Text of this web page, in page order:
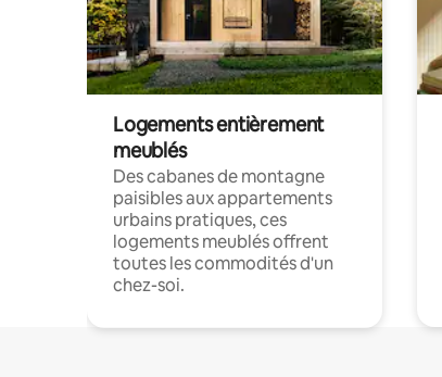
Logements entièrement
meublés
Des cabanes de montagne
paisibles aux appartements
urbains pratiques, ces
logements meublés offrent
toutes les commodités d'un
chez-soi.